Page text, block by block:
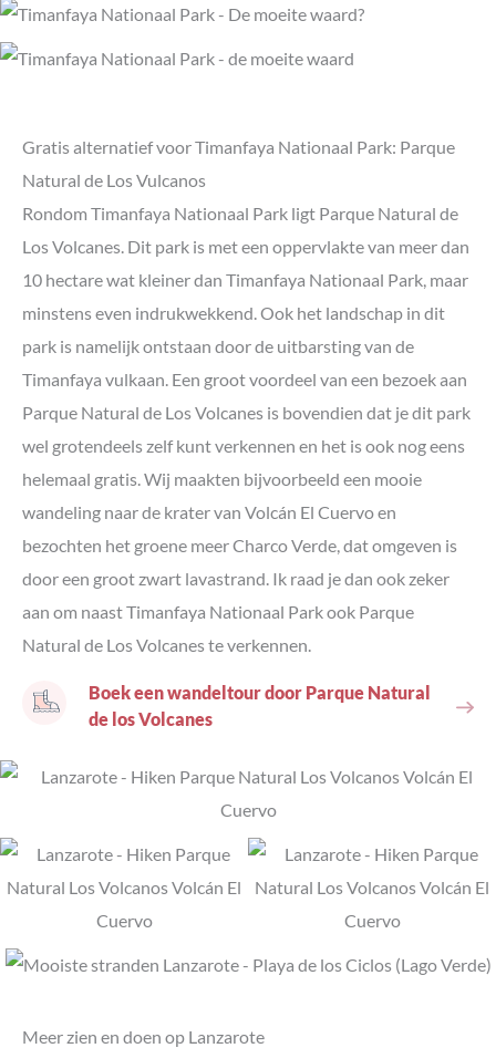
Gratis alternatief voor Timanfaya Nationaal Park: Parque
Natural de Los Vulcanos
Rondom Timanfaya Nationaal Park ligt Parque Natural de
Los Volcanes. Dit park is met een oppervlakte van meer dan
10 hectare wat kleiner dan Timanfaya Nationaal Park, maar
minstens even indrukwekkend. Ook het landschap in dit
park is namelijk ontstaan door de uitbarsting van de
Timanfaya vulkaan. Een groot voordeel van een bezoek aan
Parque Natural de Los Volcanes is bovendien dat je dit park
wel grotendeels zelf kunt verkennen en het is ook nog eens
helemaal gratis. Wij maakten bijvoorbeeld een mooie
wandeling naar de krater van Volcán El Cuervo en
bezochten het groene meer Charco Verde, dat omgeven is
door een groot zwart lavastrand. Ik raad je dan ook zeker
aan om naast Timanfaya Nationaal Park ook Parque
Natural de Los Volcanes te verkennen.
Boek een wandeltour door Parque Natural
de los Volcanes
Meer zien en doen op Lanzarote